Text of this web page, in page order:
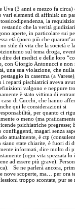
Uva (3 anni e mezzo fa circa)
elementi di affinità: un
la
che la verità
aperte, in particolare sui
età (poco più che
stile di vita che la società e
sul tema droga,
dire dei medici e delle loro
con Giorgio Antonucci e non
una sua violazione, che
in caserma (a
i reparti pischiatrici aveva
valgono e neppure
è stato vittima di
di Cucchi, che hanno
qui le considerazioni si
per quanto ci
o meno (ma
psichiatriche pregresse;
confliggenti, magari senza
attualmente, è ctp
siano state chiarite, è fuori di
informati, dire molto di
(ogni vita spezzata lo
ad essere più grave).
Se ne parlerà ancora,
nove scoperte, ma… per ora
troppo scontate, pur se